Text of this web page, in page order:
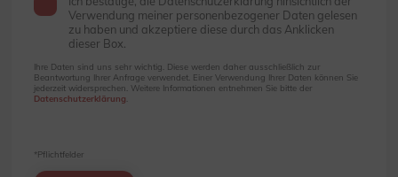
Verwendung meiner personenbezogener Daten gelesen
zu haben und akzeptiere diese durch das Anklicken
dieser Box.
Ihre Daten sind uns sehr wichtig. Diese werden daher ausschließlich zur
Beantwortung Ihrer Anfrage verwendet. Einer Verwendung Ihrer Daten können Sie
jederzeit widersprechen. Weitere Informationen entnehmen Sie bitte der
Datenschutzerklärung
*Pflichtfelder